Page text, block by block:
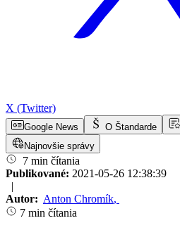
X (Twitter)
Google News O Štandarde
Najnovšie správy
7 min čítania
Publikované: 2021-05-26 12:38:39
|
Autor: Anton Chromík,
7 min čítania